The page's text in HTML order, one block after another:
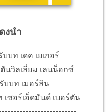
งนำ
บท เดค เยเกอร์
นวิลเลี่ยม เลนน็อกซ์
บบท เมอร์ลิน
ซอร์เอ็ดมันด์ เบอร์ตัน